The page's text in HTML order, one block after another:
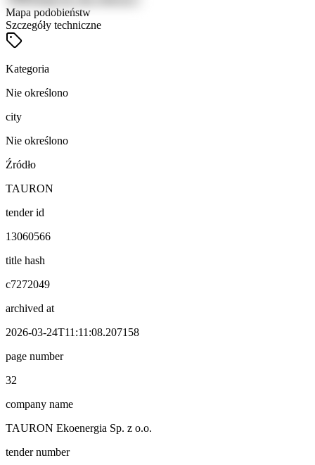
Mapa podobieństw
Szczegóły techniczne
Kategoria
Nie określono
city
Nie określono
Źródło
TAURON
tender id
13060566
title hash
c7272049
archived at
2026-03-24T11:11:08.207158
page number
32
company name
TAURON Ekoenergia Sp. z o.o.
tender number